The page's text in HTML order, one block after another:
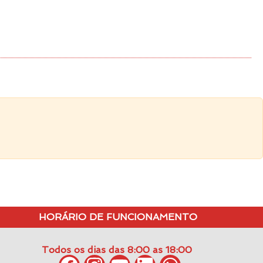
HORÁRIO DE FUNCIONAMENTO
Todos os dias das 8:00 as 18:00